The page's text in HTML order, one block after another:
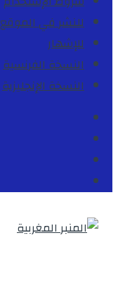
للنشر في الموقع
للإشهار
النسخة الفرنسية
النسخة الإنجليزية